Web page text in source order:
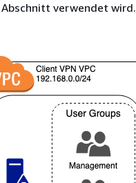
verwendet wird.